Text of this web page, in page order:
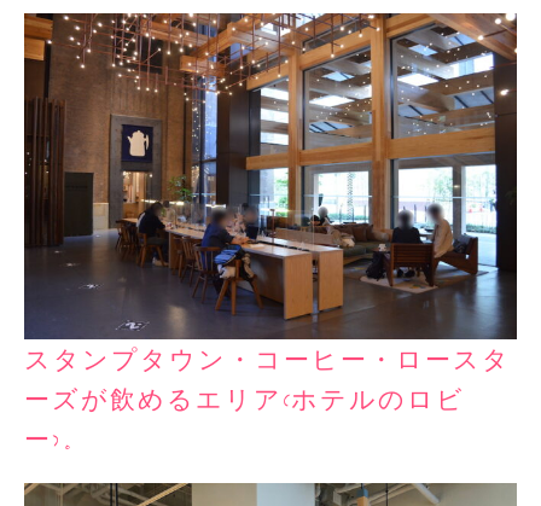
スタンプタウン・コーヒー・ロースタ
ーズが飲めるエリア(ホテルのロビ
ー)。